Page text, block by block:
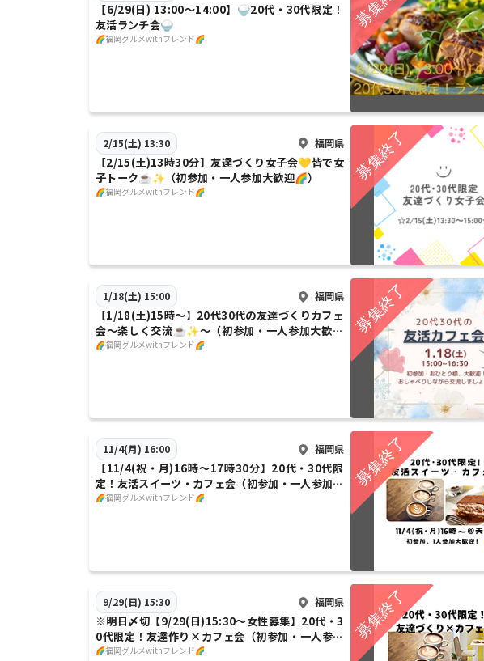
【6/29(日) 13:00〜14:00】🍚20代・30代限定！
友活ランチ会🍚
🌈福岡グルメwithフレンド🌈
2/15(土) 13:30 福岡県
【2/15(土)13時30分】友達づくり女子会💛皆で女
子トーク☕️✨（初参加・一人参加大歓迎🌈）
🌈福岡グルメwithフレンド🌈
1/18(土) 15:00 福岡県
【1/18(土)15時～】20代30代の友達づくりカフェ
会～楽しく交流☕️✨～（初参加・一人参加大歓迎
🌈)
🌈福岡グルメwithフレンド🌈
11/4(月) 16:00 福岡県
【11/4(祝・月)16時～17時30分】20代・30代限
定！友活スイーツ・カフェ会（初参加・一人参加大
歓迎🌈）
🌈福岡グルメwithフレンド🌈
9/29(日) 15:30 福岡県
※明日〆切【9/29(日)15:30～女性募集】20代・3
0代限定！友達作り×カフェ会（初参加・一人参加
大歓迎🌈）
🌈福岡グルメwithフレンド🌈